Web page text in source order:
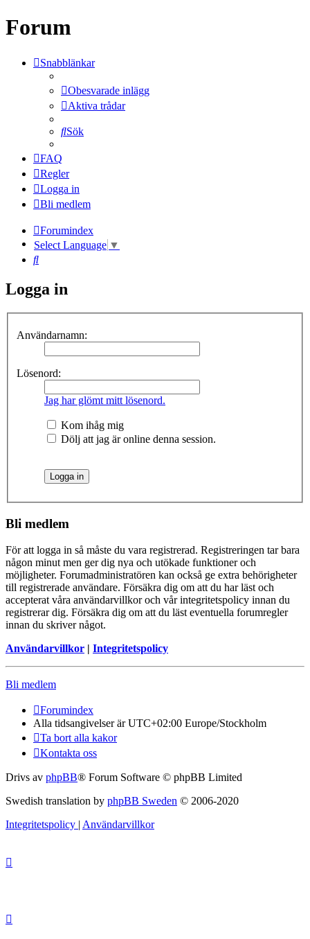
Forum
Snabblänkar
Obesvarade inlägg
Aktiva trådar
Sök
FAQ
Regler
Logga in
Bli medlem
Forumindex
Select Language ▼
Sök
Logga in
Användarnamn:
Lösenord:
Jag har glömt mitt lösenord.
Kom ihåg mig
Dölj att jag är online denna session.
Bli medlem
För att logga in så måste du vara registrerad. Registreringen tar bara
någon minut men ger dig nya och utökade funktioner och
möjligheter. Forumadministratören kan också ge extra behörigheter
till registrerade användare. Försäkra dig om att du har läst och
accepterat våra användarvillkor och vår integritetspolicy innan du
registrerar dig. Försäkra dig om att du läst eventuella forumregler
innan du skriver något.
Användarvillkor | Integritetspolicy
Bli medlem
Forumindex
Alla tidsangivelser är UTC+02:00 Europe/Stockholm
Ta bort alla kakor
Kontakta oss
Drivs av phpBB® Forum Software © phpBB Limited
Swedish translation by phpBB Sweden © 2006-2020
Integritetspolicy | Användarvillkor